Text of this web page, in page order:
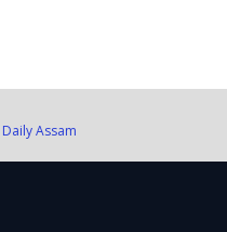
Daily Assam